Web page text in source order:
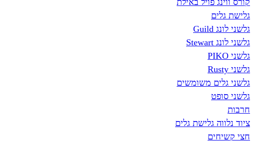
קורס ווינג פויל באילת
גלישת גלים
גלשני לונג Guild
גלשני לונג Stewart
גלשני PIKO
גלשני Rusty
גלשני גלים משומשים
גלשני סופט
חרבות
ציוד נלווה גלישת גלים
חצי קשיחים